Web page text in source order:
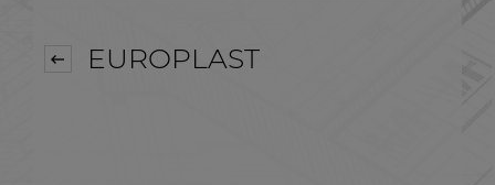
EUROPLAST